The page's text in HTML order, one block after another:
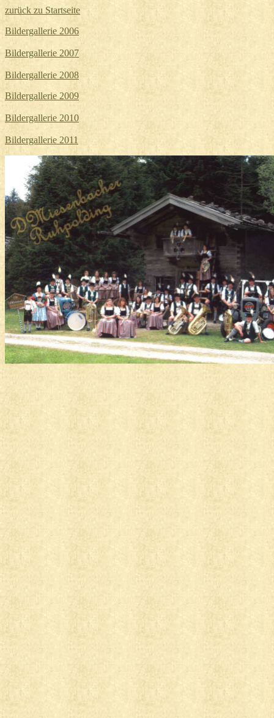
zurück zu Startseite
Bildergallerie 2006
Bildergallerie 2007
Bildergallerie 2008
Bildergallerie 2009
Bildergallerie 2010
Bildergallerie 2011